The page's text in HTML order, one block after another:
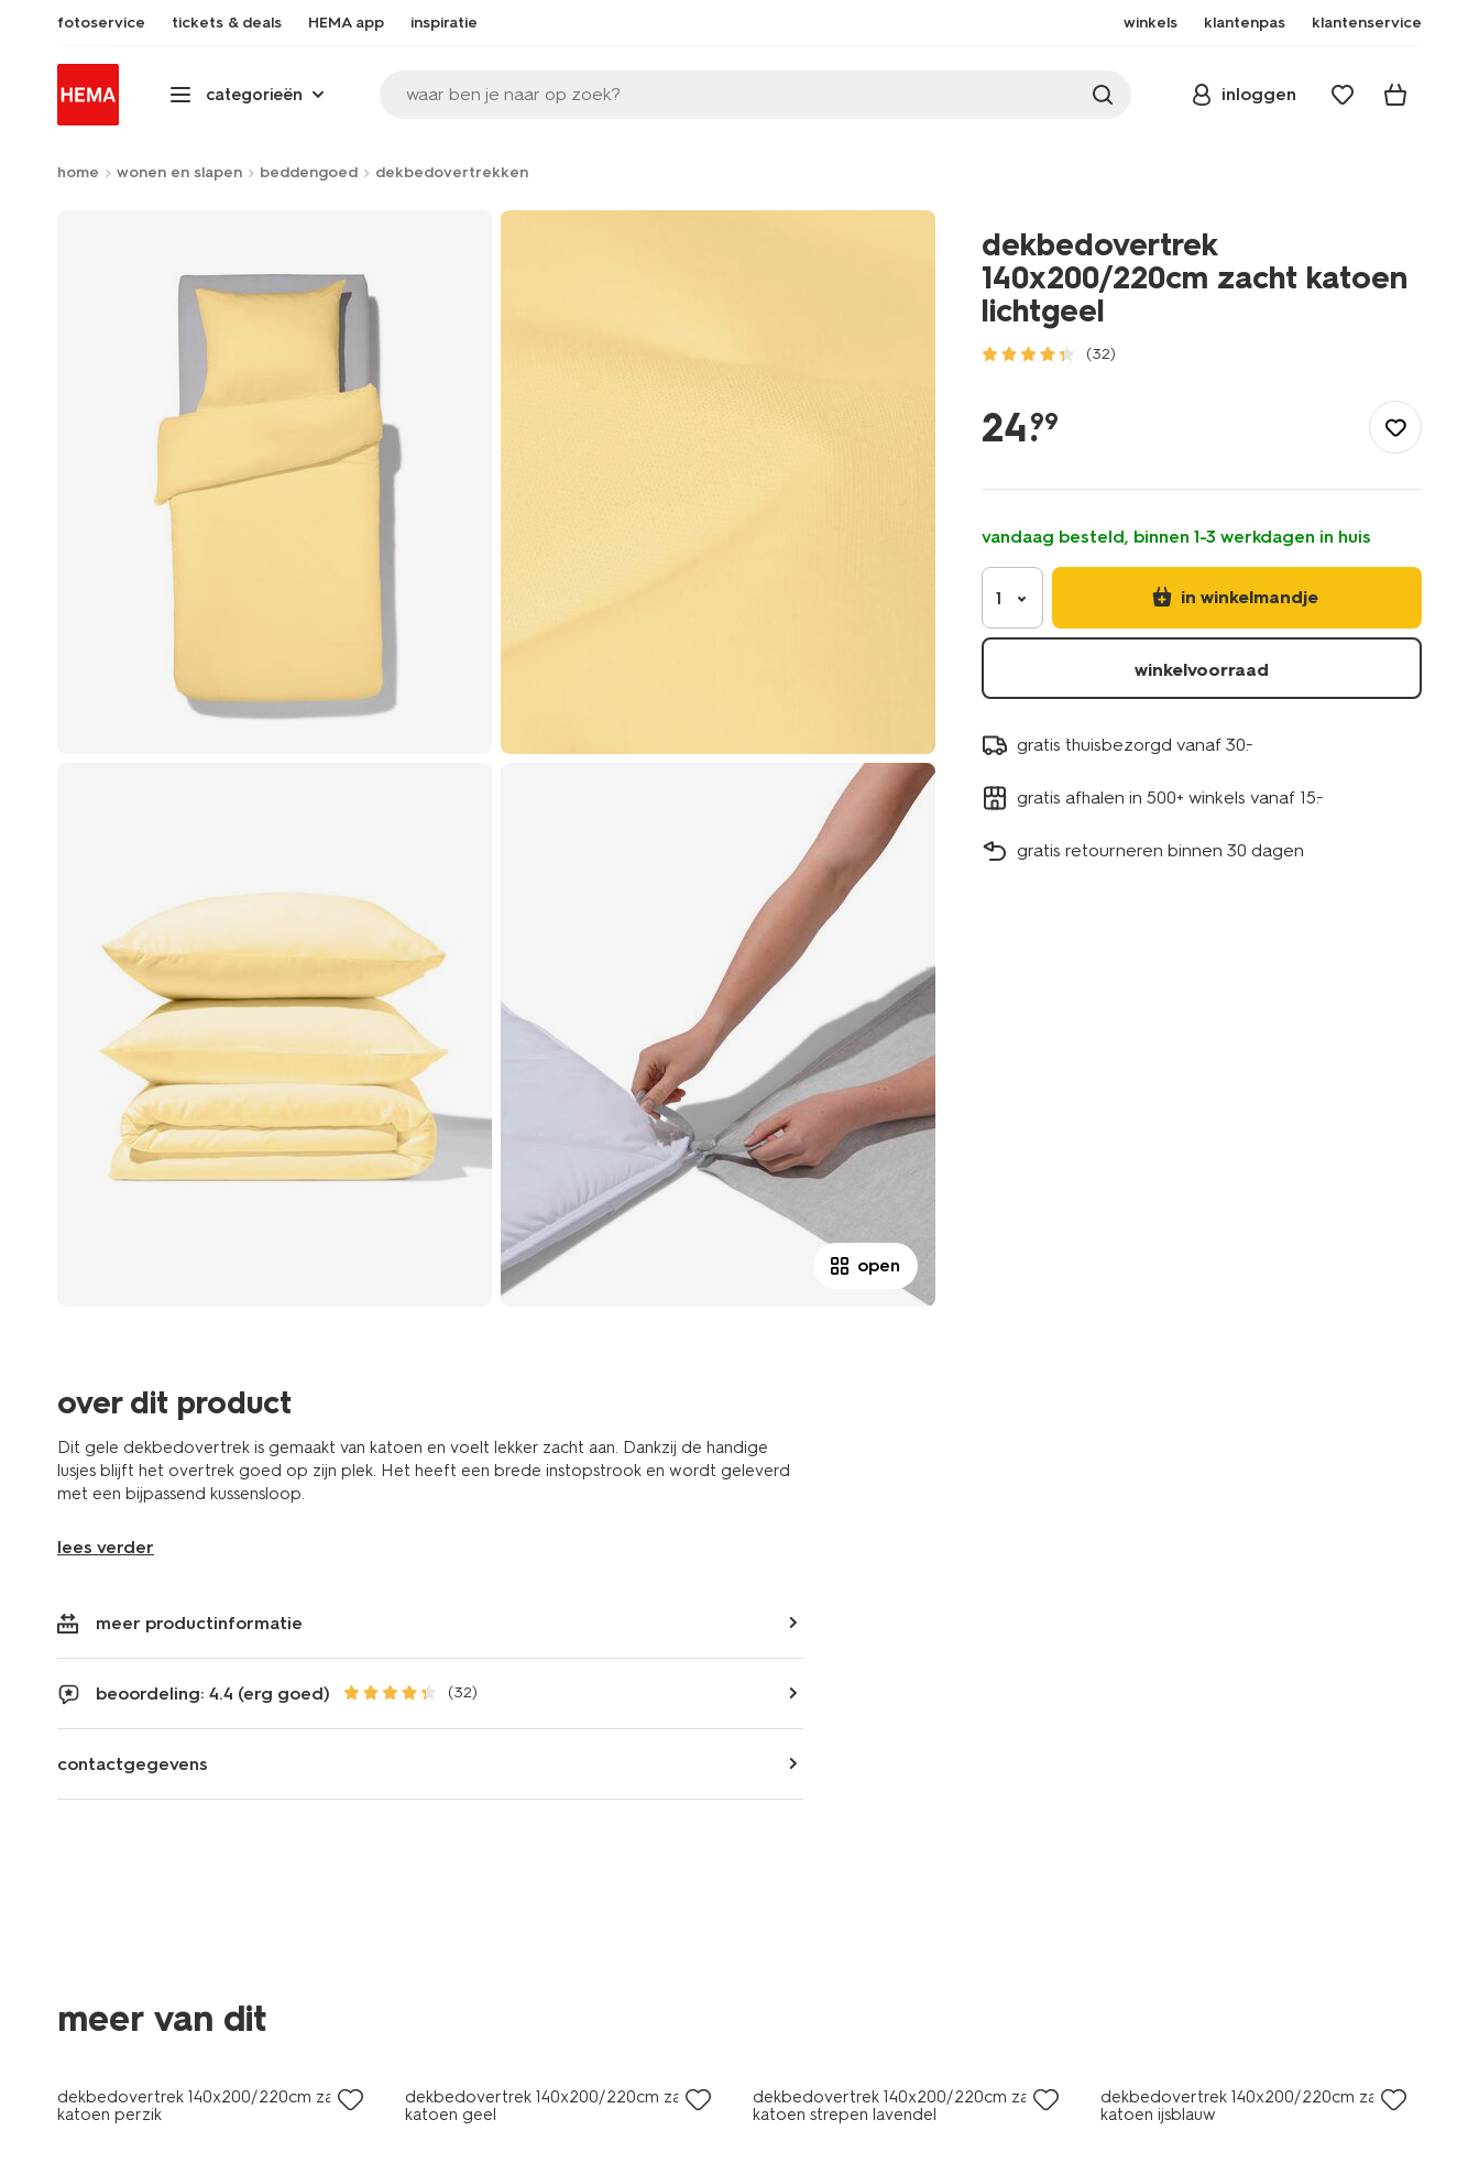
fotoservice tickets & deals HEMA app inspiratie winkels klantenpas klantenservice
categorieën waar ben je naar op zoek? inloggen
home wonen en slapen beddengoed dekbedovertrekken
open
over dit product
Dit gele dekbedovertrek is gemaakt van katoen en voelt lekker zacht aan. Dankzij de handige
lusjes blijft het overtrek goed op zijn plek. Het heeft een brede instopstrook en wordt geleverd
met een bijpassend kussensloop.
lees verder
meer productinformatie
beoordeling: 4.4 (erg goed) (32)
contactgegevens
dekbedovertrek
140x200/220cm zacht katoen
lichtgeel
(32)
140x200%2F220cm-
24.
99
vandaag besteld, binnen 1-3 werkdagen in huis
1 in winkelmandje
winkelvoorraad
gratis thuisbezorgd vanaf 30.-
gratis afhalen in 500+ winkels vanaf 15.-
gratis retourneren binnen 30 dagen
meer van dit
dekbedovertrek 140x200/220cm zacht
katoen perzik
dekbedovertrek 140x200/220cm zacht
katoen geel
dekbedovertrek 140x200/220cm zacht
katoen strepen lavendel
dekbedovertrek 140x200/220cm zacht
katoen ijsblauw